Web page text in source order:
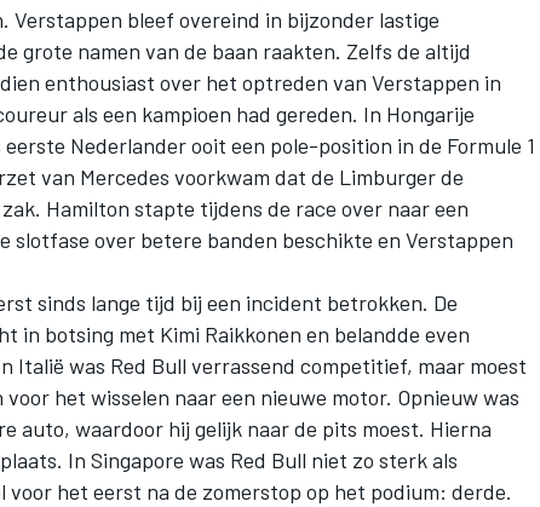
Verstappen bleef overeind in bijzonder lastige
grote namen van de baan raakten. Zelfs de altijd
enthousiast over het optreden van Verstappen in
als een kampioen had gereden. In Hongarije
Nederlander ooit een pole-position in de Formule 1
van Mercedes voorkwam dat de Limburger de
Hamilton stapte tijdens de race over naar een
slotfase over betere banden beschikte en Verstappen
sinds lange tijd bij een incident betrokken. De
in botsing met Kimi Raikkonen en belandde even
Italië was Red Bull verrassend competitief, maar moest
het wisselen naar een nieuwe motor. Opnieuw was
auto, waardoor hij gelijk naar de pits moest. Hierna
In Singapore was Red Bull niet zo sterk als
het eerst na de zomerstop op het podium: derde.